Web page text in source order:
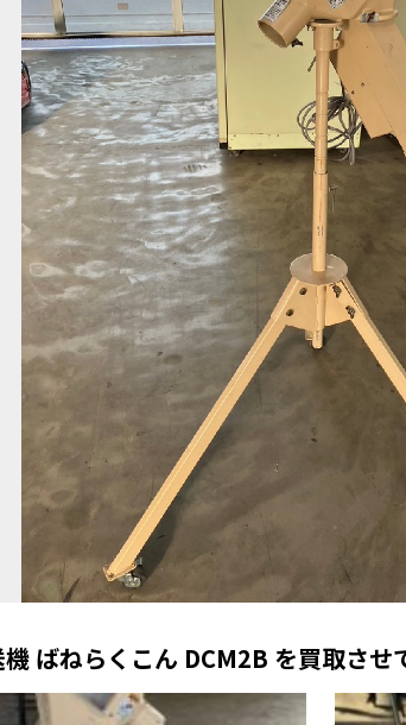
ばねらくこん DCM2B を買取させ